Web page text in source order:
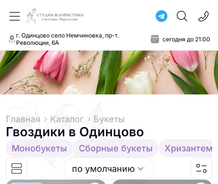
г. Одинцово село Немчиновка, пр-т.
Революции, 6А
сегодня до 21:00
Главная Каталог Букеты
Гвоздики в Одинцово
Монобукеты Сборные букеты
по умолчанию